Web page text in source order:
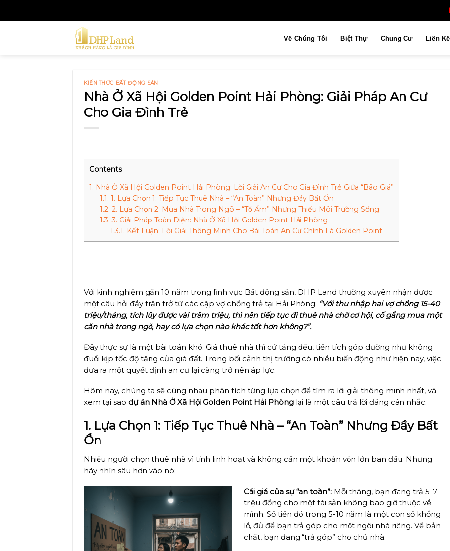
Về Chúng Tôi Biệt Thự Chung Cư Liền Kề
KIẾN THỨC BẤT ĐỘNG SẢN
Nhà Ở Xã Hội Golden Point Hải Phòng: Giải Pháp An Cư
Cho Gia Đình Trẻ
Contents
1. Nhà Ở Xã Hội Golden Point Hải Phòng: Lời Giải An Cư Cho Gia Đình Trẻ Giữa “Bão Giá”
1.1. 1. Lựa Chọn 1: Tiếp Tục Thuê Nhà – “An Toàn” Nhưng Đầy Bất Ổn
1.2. 2. Lựa Chọn 2: Mua Nhà Trong Ngõ – “Tổ Ấm” Nhưng Thiếu Môi Trường Sống
1.3. 3. Giải Pháp Toàn Diện: Nhà Ở Xã Hội Golden Point Hải Phòng
1.3.1. Kết Luận: Lời Giải Thông Minh Cho Bài Toán An Cư Chính Là Golden Point
Với kinh nghiệm gần 10 năm trong lĩnh vực Bất động sản, DHP Land thường xuyên nhận được
một câu hỏi đầy trăn trở từ các cặp vợ chồng trẻ tại Hải Phòng: “Với thu nhập hai vợ chồng 15-40
triệu/tháng, tích lũy được vài trăm triệu, thì nên tiếp tục đi thuê nhà chờ cơ hội, cố gắng mua một
căn nhà trong ngõ, hay có lựa chọn nào khác tốt hơn không?”.
Đây thực sự là một bài toán khó. Giá thuê nhà thì cứ tăng đều, tiền tích góp dường như không
đuổi kịp tốc độ tăng của giá đất. Trong bối cảnh thị trường có nhiều biến động như hiện nay, việc
đưa ra một quyết định an cư lại càng trở nên áp lực.
Hôm nay, chúng ta sẽ cùng nhau phân tích từng lựa chọn để tìm ra lời giải thông minh nhất, và
xem tại sao dự án Nhà Ở Xã Hội Golden Point Hải Phòng lại là một câu trả lời đáng cân nhắc.
1. Lựa Chọn 1: Tiếp Tục Thuê Nhà – “An Toàn” Nhưng Đầy Bất
Ổn
Nhiều người chọn thuê nhà vì tính linh hoạt và không cần một khoản vốn lớn ban đầu. Nhưng
hãy nhìn sâu hơn vào nó:
Cái giá của sự “an toàn”:Mỗi tháng, bạn đang trả 5-7
triệu đồng cho một tài sản không bao giờ thuộc về
mình. Số tiền đó trong 5-10 năm là một con số khổng
lồ, đủ để bạn trả góp cho một ngôi nhà riêng. Về bản
chất, bạn đang “trả góp” cho chủ nhà.